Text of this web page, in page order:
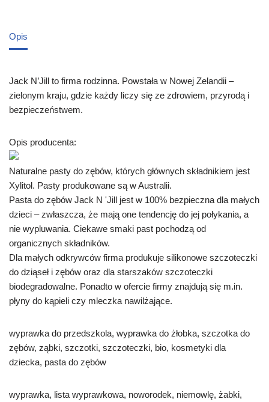
Opis
Jack N’Jill to firma rodzinna. Powstała w Nowej Zelandii –
zielonym kraju, gdzie każdy liczy się ze zdrowiem, przyrodą i
bezpieczeństwem.
Opis producenta:
Naturalne pasty do zębów, których głównych składnikiem jest
Xylitol. Pasty produkowane są w Australii.
Pasta do zębów Jack N 'Jill jest w 100% bezpieczna dla małych
dzieci – zwłaszcza, że ​​mają one tendencję do jej połykania, a
nie wypluwania. Ciekawe smaki past pochodzą od
organicznych składników.
Dla małych odkrywców firma produkuje silikonowe szczoteczki
do dziąseł i zębów oraz dla starszaków szczoteczki
biodegradowalne. Ponadto w ofercie firmy znajdują się m.in.
płyny do kąpieli czy mleczka nawilżające.
wyprawka do przedszkola, wyprawka do żłobka, szczotka do
zębów, ząbki, szczotki, szczoteczki, bio, kosmetyki dla
dziecka, pasta do zębów
wyprawka, lista wyprawkowa, noworodek, niemowlę, żabki,